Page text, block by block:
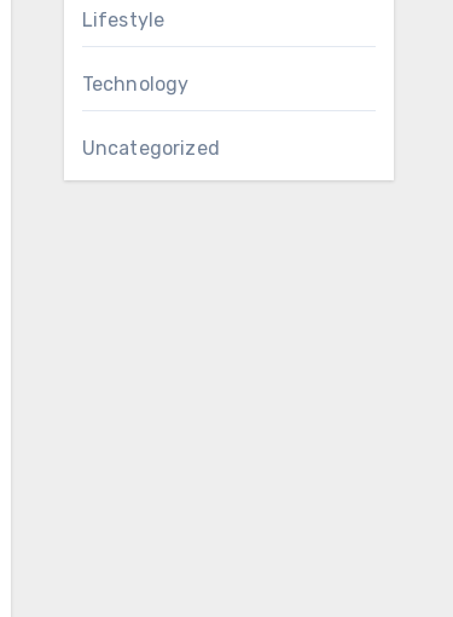
Lifestyle
Technology
Uncategorized